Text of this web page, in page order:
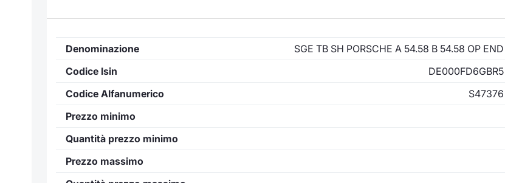
Denominazione
SGE TB SH PORSCHE A 54.58 B 54.58 OP END
Codice Isin
DE000FD6GBR5
Codice Alfanumerico
S47376
Prezzo minimo
Quantità prezzo minimo
Prezzo massimo